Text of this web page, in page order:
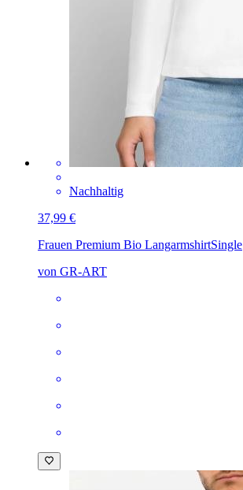
Nachhaltig
37,99 €
Frauen Premium Bio LangarmshirtSingle
von GR-ART